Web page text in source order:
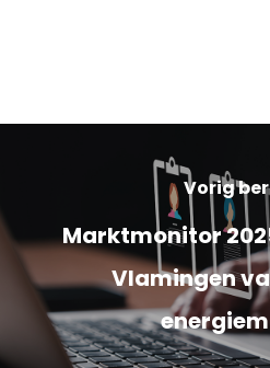
Vorig
Marktmonitor
Vlamingen